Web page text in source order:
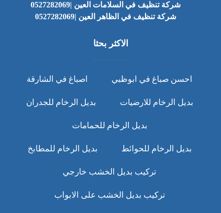
شركة تنظيف في السلامات العين |0527282069
شركة تنظيف في الظاهر العين |0527282069
الاكثر بحثا
احسن صباغ في ابوظبي اصباغ في الشارقة
بديل الرخام للارضيات بديل الرخام للجدران
بديل الرخام للحمامات
بديل الرخام للحوائط بديل الرخام للمطابخ
تركيب بديل الخشب خارجي
تركيب بديل الخشب على الابواب